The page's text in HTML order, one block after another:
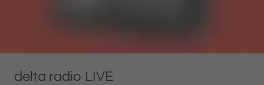
delta radio LIVE